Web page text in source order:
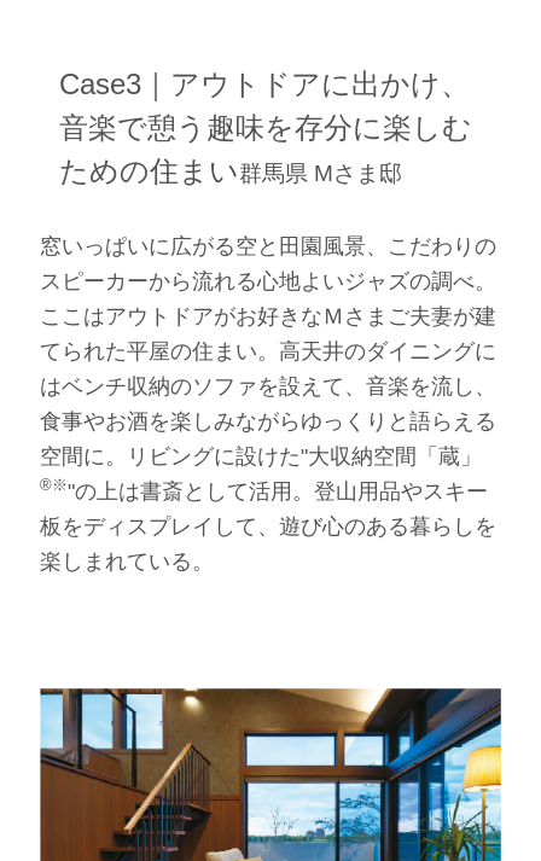
Case3｜アウトドアに出かけ、
音楽で憩う趣味を存分に楽しむ
ための住まい群馬県 Mさま邸
窓いっぱいに広がる空と田園風景、こだわりの
スピーカーから流れる心地よいジャズの調べ。
ここはアウトドアがお好きなＭさまご夫妻が建
てられた平屋の住まい。高天井のダイニングに
はベンチ収納のソファを設えて、音楽を流し、
食事やお酒を楽しみながらゆっくりと語らえる
空間に。リビングに設けた"大収納空間「蔵」
®※"の上は書斎として活用。登山用品やスキー
板をディスプレイして、遊び心のある暮らしを
楽しまれている。